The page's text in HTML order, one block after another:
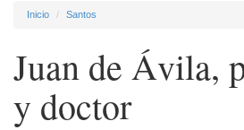
Inicio Santos
Juan de Ávila,
y doctor